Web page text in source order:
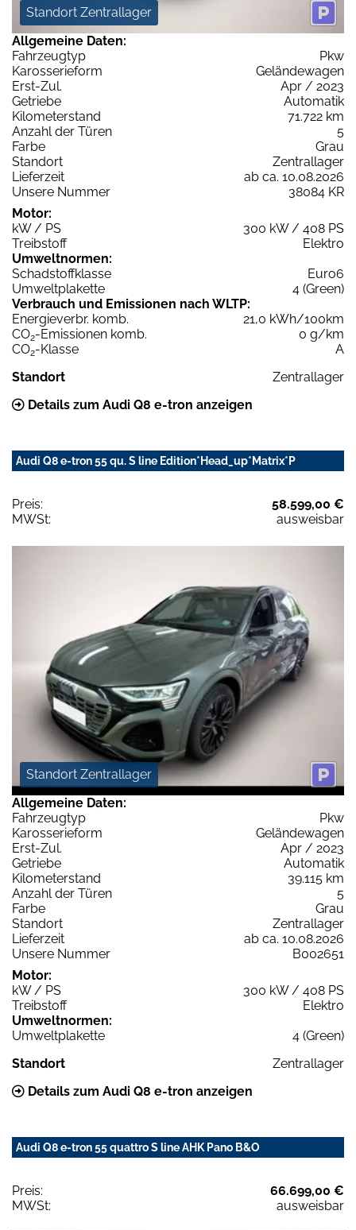
Standort Zentrallager
Allgemeine Daten:
Fahrzeugtyp
Pkw
Karosserieform
Geländewagen
Erst-Zul.
Apr / 2023
Getriebe
Automatik
Kilometerstand
71.722 km
Anzahl der Türen
5
Farbe
Grau
Standort
Zentrallager
Lieferzeit
ab ca. 10.08.2026
Unsere Nummer
38084 KR
Motor:
kW / PS
300 kW / 408 PS
Treibstoff
Elektro
Umweltnormen:
Schadstoffklasse
Euro6
Umweltplakette
4 (Green)
Verbrauch und Emissionen nach WLTP:
Energieverbr. komb.
21,0 kWh/100km
CO2-Emissionen komb.
0 g/km
CO2-Klasse
A
Standort
Zentrallager
Details zum Audi Q8 e-tron anzeigen
Audi Q8 e-tron 55 qu. S line Edition*Head_up*Matrix*P
Preis:
58.599,00 €
MWSt:
ausweisbar
Standort Zentrallager
Allgemeine Daten:
Fahrzeugtyp
Pkw
Karosserieform
Geländewagen
Erst-Zul.
Apr / 2023
Getriebe
Automatik
Kilometerstand
39.115 km
Anzahl der Türen
5
Farbe
Grau
Standort
Zentrallager
Lieferzeit
ab ca. 10.08.2026
Unsere Nummer
B002651
Motor:
kW / PS
300 kW / 408 PS
Treibstoff
Elektro
Umweltnormen:
Umweltplakette
4 (Green)
Standort
Zentrallager
Details zum Audi Q8 e-tron anzeigen
Audi Q8 e-tron 55 quattro S line AHK Pano B&O
Preis:
66.699,00 €
MWSt:
ausweisbar